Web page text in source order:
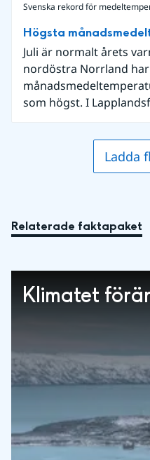
Svenska rekord för
Högsta
Juli är normalt årets
nordöstra Norrland har
som högst. I
Ladda
Relaterade faktapaket
Klimatet